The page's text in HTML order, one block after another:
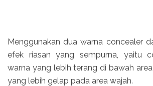
Menggunakan dua warna concealer
efek riasan yang sempurna, yaitu
warna yang lebih terang di bawah
yang lebih gelap pada area wajah.